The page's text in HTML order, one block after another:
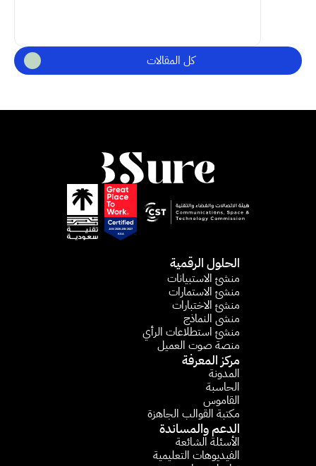
كل المقالات
الدعم والمساندة
الأسئلة الشائعة​
الفيديوهات التعليمية
مركز المعرفة
المدونة
الحاسبة
القاموس
مكتبة القوالب الجاهزة
الحلول الرقمية
منشئ الاستبيانات​
منشئ الاستمارات​
منشئ الاختبارات
منشى النماذج
منشئ استطلاعات الرأي​
منصة صوت العميل